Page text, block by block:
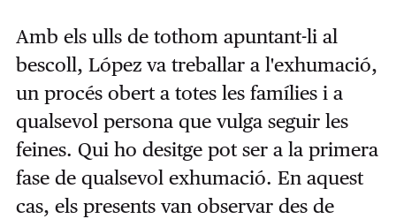
Amb els ulls de tothom apuntant-li al
bescoll, López va treballar a l'exhumació,
un procés obert a totes les famílies i a
qualsevol persona que vulga seguir les
feines. Qui ho desitge pot ser a la primera
fase de qualsevol exhumació. En aquest
cas, els presents van observar des de